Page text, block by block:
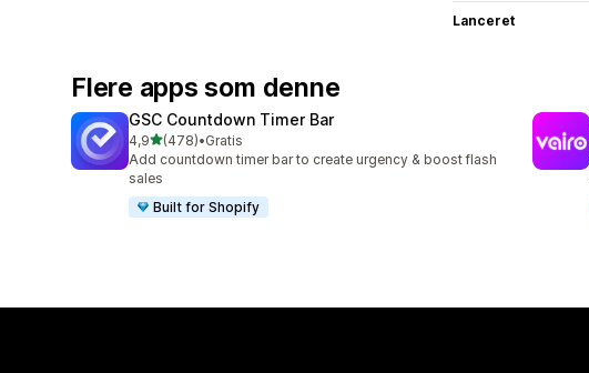
Lanceret
Flere apps som denne
GSC Countdown Timer Bar
4,9ud af 5 stjerner
(478)
478 anmeldelser i alt
•Gratis
Add countdown timer bar to create urgency & boost flash
sales
Built for Shopify